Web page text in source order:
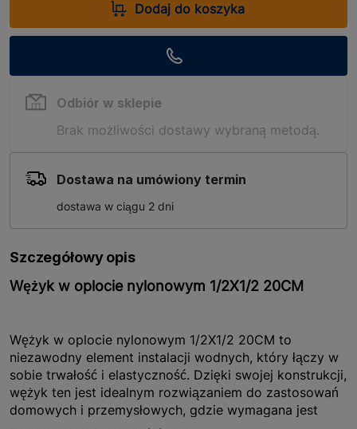
Dodaj do koszyka
Odbiór w sklepie
Brak możliwości dostawy wybraną metodą.
Dostawa na umówiony termin
dostawa w ciągu 2 dni
Szczegółowy opis
Wężyk w oplocie nylonowym 1/2X1/2 20CM
Wężyk w oplocie nylonowym 1/2X1/2 20CM to
niezawodny element instalacji wodnych, który łączy w
sobie trwałość i elastyczność. Dzięki swojej konstrukcji,
wężyk ten jest idealnym rozwiązaniem do zastosowań
domowych i przemysłowych, gdzie wymagana jest